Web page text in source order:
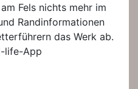
Fels nichts mehr im
Randinformationen
das Werk ab.
life-App